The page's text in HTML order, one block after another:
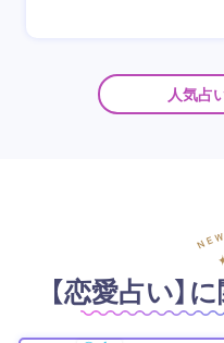
人気占
【恋愛占い】